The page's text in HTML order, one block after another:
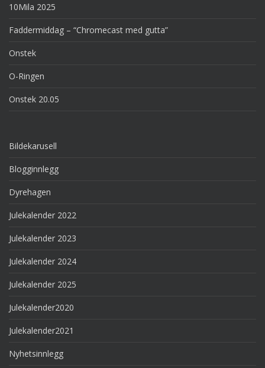
10Mila 2025
Faddermiddag – “Chromecast med gutta”
Onstek
O-Ringen
Onstek 20.05
Bildekarusell
Blogginnlegg
Dyrehagen
Julekalender 2022
Julekalender 2023
Julekalender 2024
Julekalender 2025
Julekalender2020
Julekalender2021
Nyhetsinnlegg